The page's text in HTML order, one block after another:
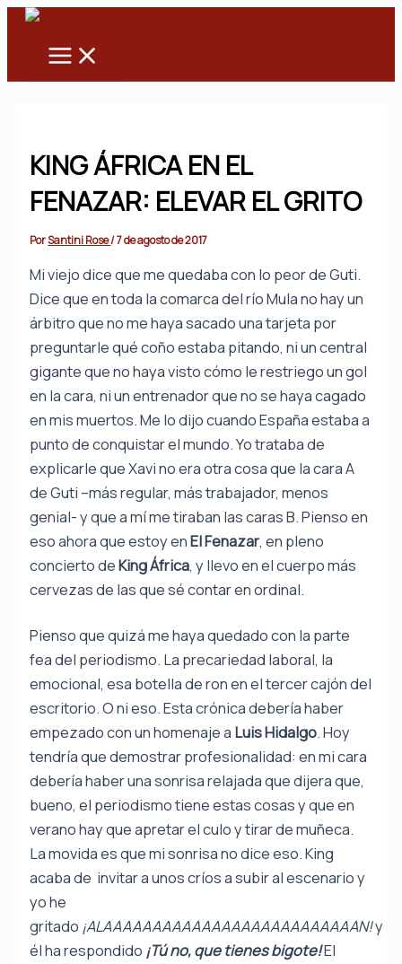
Ir
contenido
Main
KING ÁFRICA EN EL
FENAZAR: ELEVAR EL GRITO
PorSantini Rose/7 de agosto de 2017
Mi viejo dice que me quedaba con lo peor de Guti.
Dice que en toda la comarca del río Mula no hay un
árbitro que no me haya sacado una tarjeta por
preguntarle qué coño estaba pitando, ni un central
gigante que no haya visto cómo le restriego un gol
en la cara, ni un entrenador que no se haya cagado
en mis muertos. Me lo dijo cuando España estaba a
punto de conquistar el mundo. Yo trataba de
explicarle que Xavi no era otra cosa que la cara A
de Guti –más regular, más trabajador, menos
genial- y que a mí me tiraban las caras B. Pienso en
eso ahora que estoy enEl Fenazar, en pleno
concierto deKing África, y llevo en el cuerpo más
cervezas de las que sé contar en ordinal.
Pienso que quizá me haya quedado con la parte
fea del periodismo. La precariedad laboral, la
emocional, esa botella de ron en el tercer cajón del
escritorio. O ni eso. Esta crónica debería haber
empezado con un homenaje a Luis Hidalgo. Hoy
tendría que demostrar profesionalidad: en mi cara
debería haber una sonrisa relajada que dijera que,
bueno, el periodismo tiene estas cosas y que en
verano hay que apretar el culo y tirar de muñeca.
La movida es que mi sonrisa no dice eso. King
acaba de invitar a unos críos a subir al escenario y
yo he
gritado ¡ALAAAAAAAAAAAAAAAAAAAAAAAAAAN!y
él ha respondido ¡Tú no, que tienes bigote!El